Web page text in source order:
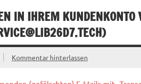
IN IHREM KUNDENKONTO
)
Kommentar hinterlassen